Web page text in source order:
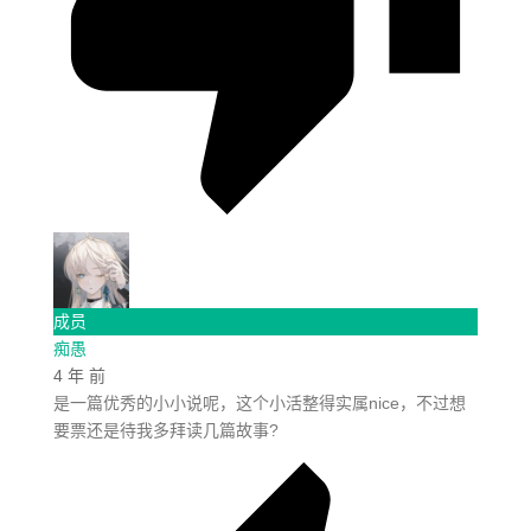
成员
痴愚
4 年 前
是一篇优秀的小小说呢，这个小活整得实属nice，不过想
要票还是待我多拜读几篇故事?